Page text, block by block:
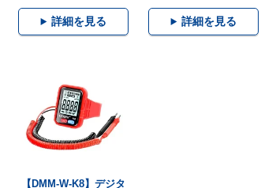
詳細を見る 詳細を見る
【DMM-W-K8】デジタ